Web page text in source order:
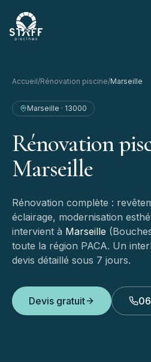
STAFF Piscines — Accueil
Accueil/Rénovation piscine/Marseille
Marseille · 13000
Rénovation
Marseille
Rénovation complète :
éclairage, modernisation
intervient à Marseille (
toute la région PACA. Un
devis détaillé sous 7 jours.
Devis gratuit